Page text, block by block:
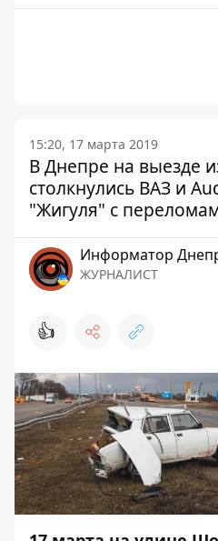
15:20, 17 марта 2019
В Днепре на выезде
столкнулись ВАЗ и
"Жигуля" с
Информатор
ЖУРНАЛИСТ
👍